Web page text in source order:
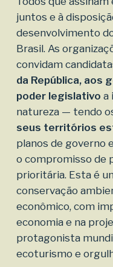
juntos e à
desenvolvimento
Brasil. As
convidam
da República, aos
poder legislativo a
natureza — tendo
seus territórios
planos de governo
o compromisso de
prioritária. Esta é
conservação
econômico, com
economia e na
protagonista
ecoturismo e